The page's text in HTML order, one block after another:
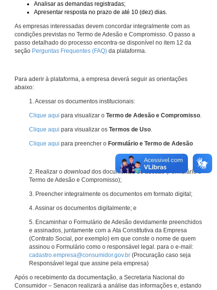
Analisar as demandas registradas;
Apresentar resposta no prazo de até 10 (dez) dias.
As empresas interessadas devem concordar integralmente com as
condições previstas no Termo de Adesão e Compromisso. O passo a
passo detalhado do processo encontra-se disponível no item 12 da
seção Perguntas Frequentes (FAQ) da plataforma.
Para aderir à plataforma, a empresa deverá seguir as orientações
abaixo:
1. Acessar os documentos institucionais:
Clique aqui para visualizar o Termo de Adesão e Compromisso.
Clique aqui para visualizar os Termos de Uso.
Clique aqui para preencher o Formulário e Termo de Adesão
2. Realizar o download dos documentos de adesão (Formulário e
Termo de Adesão e Compromisso);
3. Preencher integralmente os documentos em formato digital;
4. Assinar os documentos digitalmente; e
5. Encaminhar o Formulário de Adesão devidamente preenchidos
e assinados, juntamente com a Ata Constitutiva da Empresa
(Contrato Social, por exemplo) em que conste o nome de quem
assinou o Formulário como o responsável legal. para o e-mail:
cadastro.empresa@consumidor.gov.br (Procuração caso seja
Responsável legal que assine pela empresa)
Após o recebimento da documentação, a Secretaria Nacional do
Consumidor – Senacon realizará a análise das informações e, estando